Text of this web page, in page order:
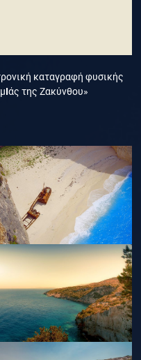
καταγραφή φυσικής
Ιάς της Ζακύνθου»